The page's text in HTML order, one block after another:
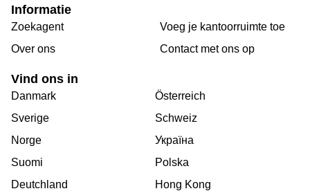
Informatie
Zoekagent
Over ons
Voeg je kantoorruimte toe
Сontact met ons op
Vind ons in
Danmark
Sverige
Norge
Suomi
Deutchland
Österreich
Schweiz
Україна
Polska
Hong Kong